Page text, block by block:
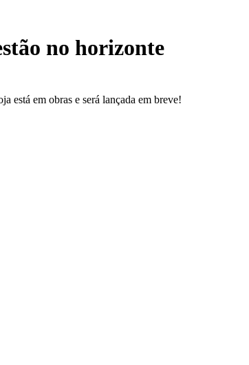
no horizonte
está em obras e será lançada em breve!